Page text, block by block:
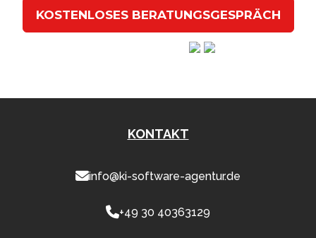
KOSTENLOSES BERATUNGSGESPRÄCH
KONTAKT
info@ki-software-agentur.de
+49 30 40363129